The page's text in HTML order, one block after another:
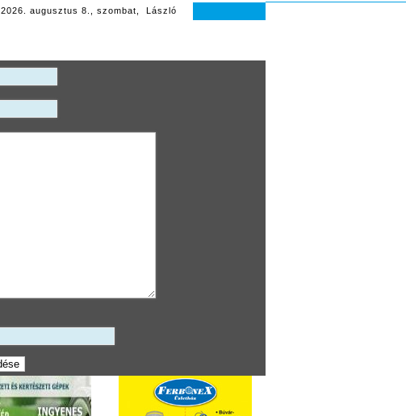
2026. augusztus 8., szombat, László